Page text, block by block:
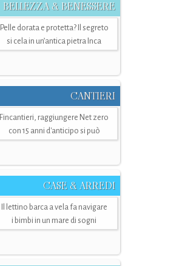
BELLEZZA & BENESSERE
Pelle dorata e protetta? Il segreto
si cela in un’antica pietra Inca
CANTIERI
Fincantieri, raggiungere Net zero
con 15 anni d'anticipo si può
CASE & ARREDI
Il lettino barca a vela fa navigare
i bimbi in un mare di sogni